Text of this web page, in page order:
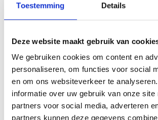
Toestemming Details
Deze website maakt gebruik van
We gebruiken cookies om content en
personaliseren, om functies voor social
en om ons websiteverkeer te
informatie over uw gebruik van onze site
partners voor social media, adverteren
partners kunnen deze gegevens